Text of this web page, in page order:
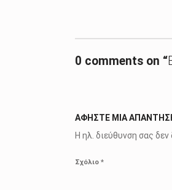
0 comments on “
ΑΦΉΣΤΕ ΜΙΑ
Η ηλ. διεύθυνση σας δεν
Σχόλιο *